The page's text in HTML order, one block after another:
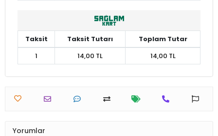
Taksit Taksit Tutarı
Toplam Tutar
1
14,00 TL 14,00 TL
Yorumlar